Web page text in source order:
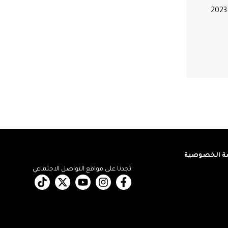
تجدنا على مواقع التواصل الاجتماعي
الخصوصية